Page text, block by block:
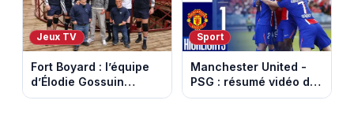
Jeux TV
Fort Boyard : l’équipe
d’Élodie Gossuin
termine avec une belle
Sport
Manchester United -
PSG : résumé vidéo du
match amical du 8 août